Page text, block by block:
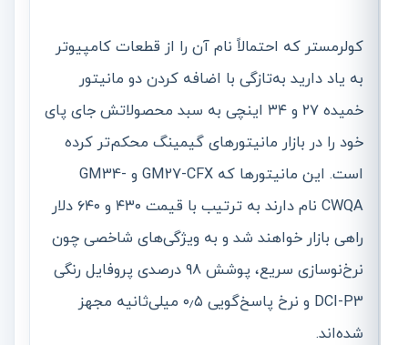
کولرمستر که احتمالاً نام آن را از قطعات کامپیوتر
به یاد دارید به‌تازگی با اضافه کردن دو مانیتور
خمیده ۲۷ و ۳۴ اینچی به سبد محصولاتش جای پای
خود را در بازار مانیتورهای گیمینگ محکم‌تر کرده
است. این مانیتورها که GM27-CFX و GM34-
CWQA نام دارند به ترتیب با قیمت ۴۳۰ و ۶۴۰ دلار
راهی بازار خواهند شد و به ویژگی‌های شاخصی چون
نرخ‌نوسازی سریع، پوشش ۹۸ درصدی پروفایل رنگی
DCI-P3 و نرخ پاسخ‌گویی ۰٫۵ میلی‌ثانیه مجهز
شده‌اند.